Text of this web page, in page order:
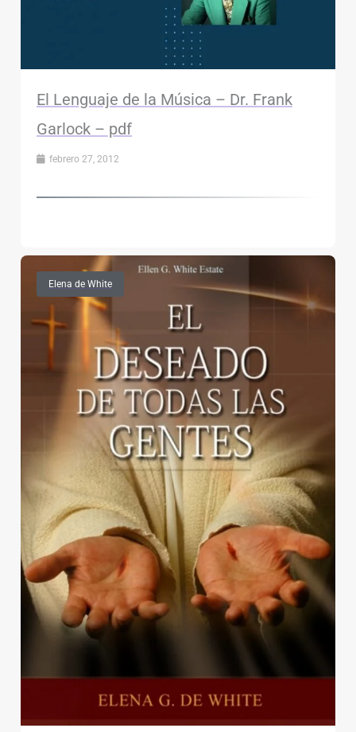
El Lenguaje de la Música – Dr. Frank
Garlock – pdf
febrero 27, 2012
Elena de White